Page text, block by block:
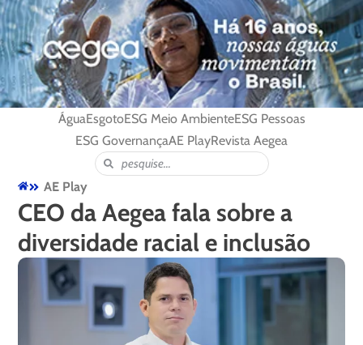
ÁguaEsgotoESG Meio AmbienteESG Pessoas
ESG GovernançaAE PlayRevista Aegea
AE Play
CEO da Aegea fala sobre a
diversidade racial e inclusão